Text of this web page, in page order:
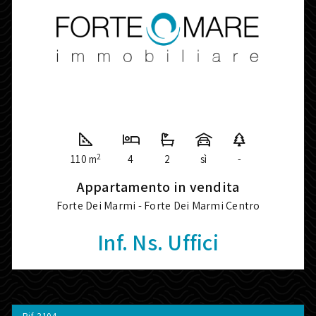
110 m2 4 2 sì -
Appartamento in vendita
Forte Dei Marmi - Forte Dei Marmi Centro
Inf. Ns. Uffici